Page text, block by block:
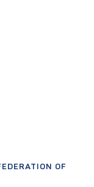
OF